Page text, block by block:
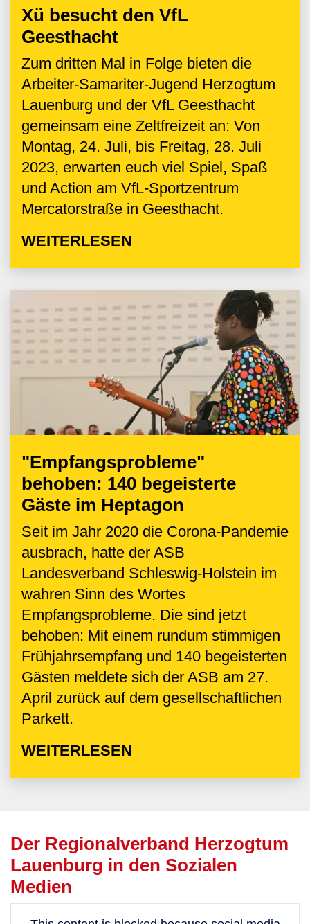
Xü besucht den VfL
Geesthacht
Zum dritten Mal in Folge bieten die
Arbeiter-Samariter-Jugend Herzogtum
Lauenburg und der VfL Geesthacht
gemeinsam eine Zeltfreizeit an: Von
Montag, 24. Juli, bis Freitag, 28. Juli
2023, erwarten euch viel Spiel, Spaß
und Action am VfL-Sportzentrum
Mercatorstraße in Geesthacht.
WEITERLESEN
"Empfangsprobleme"
behoben: 140 begeisterte
Gäste im Heptagon
Seit im Jahr 2020 die Corona-Pandemie
ausbrach, hatte der ASB
Landesverband Schleswig-Holstein im
wahren Sinn des Wortes
Empfangsprobleme. Die sind jetzt
behoben: Mit einem rundum stimmigen
Frühjahrsempfang und 140 begeisterten
Gästen meldete sich der ASB am 27.
April zurück auf dem gesellschaftlichen
Parkett.
WEITERLESEN
Der Regionalverband Herzogtum
Lauenburg in den Sozialen
Medien